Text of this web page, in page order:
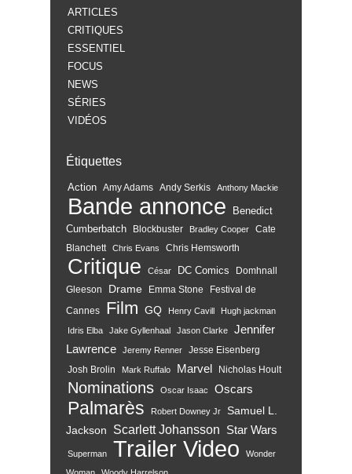
ARTICLES
CRITIQUES
ESSENTIEL
FOCUS
NEWS
SÉRIES
VIDÉOS
Étiquettes
Action Amy Adams Andy Serkis Anthony Mackie
Bande annonce
Benedict
Cumberbatch
Blockbuster Bradley Cooper
Cate
Blanchett
Chris Evans Chris Hemsworth
Critique César DC Comics
Domhnall
Gleeson
Drame Emma Stone
Festival de
Cannes
Film GQ Henry Cavill Hugh jackman
Idris Elba Jake Gyllenhaal Jason Clarke
Jennifer
Lawrence
Jeremy Renner
Jesse Eisenberg
Josh Brolin
Mark Ruffalo Marvel Nicholas Hoult
Nominations Oscar Isaac Oscars
Palmarès Robert Downey Jr
Samuel L.
Jackson
Scarlett Johansson Star Wars
Superman Trailer Video
Wonder